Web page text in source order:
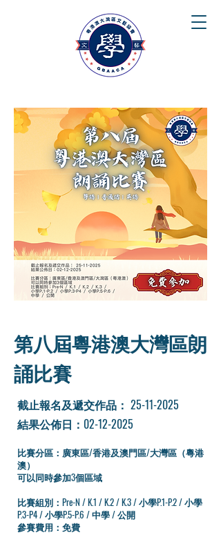
第八屆粵港澳大灣區朗
誦比賽
​截止報名及遞交作品： 25-11-2025
結果公佈日：02-12-2025
比賽分區：廣東區/香港及澳門區/大灣區（粵港
澳）
可以同時參加3個區域
比賽組別：Pre-N / K.1 / K.2 / K.3 / 小學P.1-P.2 / 小學
P.3-P4 / 小學P.5-P.6 / 中學 / 公開
參賽費用：免費